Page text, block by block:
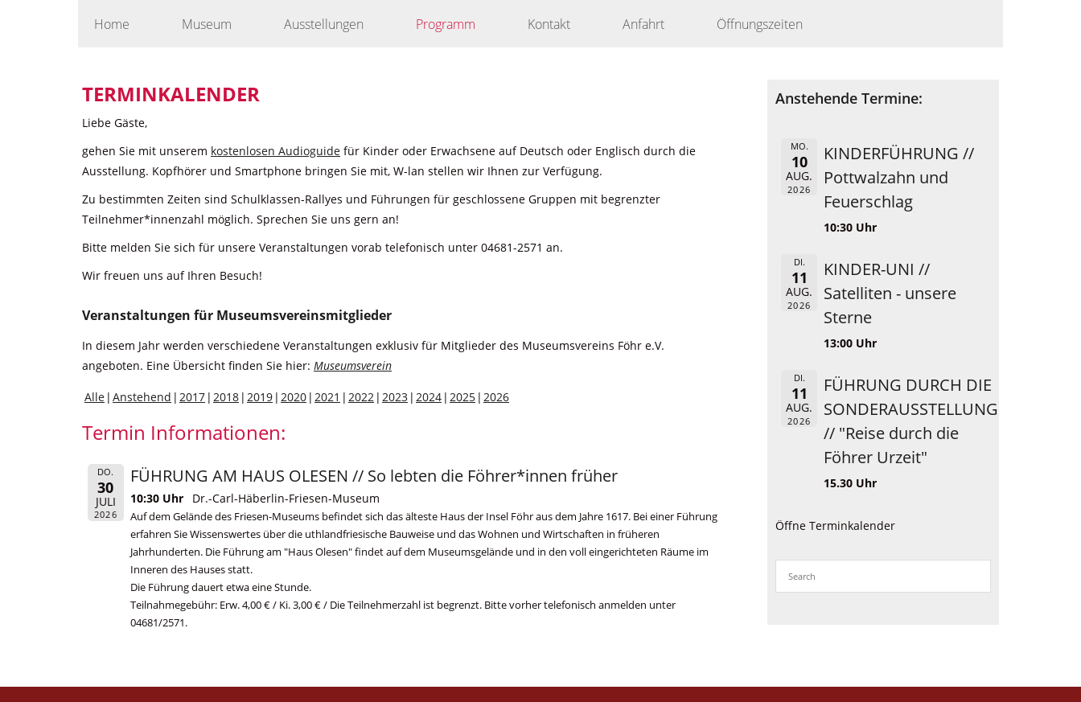
Home Museum Ausstellungen Programm Kontakt Anfahrt Öffnungszeiten
TERMINKALENDER
Liebe Gäste,
gehen Sie mit unserem kostenlosen Audioguide für Kinder oder Erwachsene auf Deutsch oder Englisch durch die
Ausstellung. Kopfhörer und Smartphone bringen Sie mit, W-lan stellen wir Ihnen zur Verfügung.
Zu bestimmten Zeiten sind Schulklassen-Rallyes und Führungen für geschlossene Gruppen mit begrenzter
Teilnehmer*innenzahl möglich. Sprechen Sie uns gern an!
Bitte melden Sie sich für unsere Veranstaltungen vorab telefonisch unter 04681-2571 an.
Wir freuen uns auf Ihren Besuch!
Veranstaltungen für Museumsvereinsmitglieder
In diesem Jahr werden verschiedene Veranstaltungen exklusiv für Mitglieder des Museumsvereins Föhr e.V.
angeboten. Eine Übersicht finden Sie hier: Museumsverein
Alle Anstehend 2017 2018 2019 2020 2021 2022 2023 2024 2025 2026
Termin Informationen:
DO.
30
JULI
2026
FÜHRUNG AM HAUS OLESEN // So lebten die Föhrer*innen früher
10:30 Uhr Dr.-Carl-Häberlin-Friesen-Museum
Auf dem Gelände des Friesen-Museums befindet sich das älteste Haus der Insel Föhr aus dem Jahre 1617. Bei einer Führung
erfahren Sie Wissenswertes über die uthlandfriesische Bauweise und das Wohnen und Wirtschaften in früheren
Jahrhunderten. Die Führung am "Haus Olesen" findet auf dem Museumsgelände und in den voll eingerichteten Räume im
Inneren des Hauses statt.
Die Führung dauert etwa eine Stunde.
Teilnahmegebühr: Erw. 4,00 € / Ki. 3,00 € / Die Teilnehmerzahl ist begrenzt. Bitte vorher telefonisch anmelden unter
04681/2571.
Anstehende Termine:
MO.
10
AUG.
2026
KINDERFÜHRUNG //
Pottwalzahn und
Feuerschlag
10:30 Uhr
DI.
11
AUG.
2026
KINDER-UNI //
Satelliten - unsere
Sterne
13:00 Uhr
DI.
11
AUG.
2026
FÜHRUNG DURCH DIE
SONDERAUSSTELLUNG
// "Reise durch die
Föhrer Urzeit"
15.30 Uhr
Öffne Terminkalender